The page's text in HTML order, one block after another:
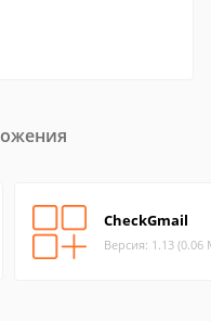
CheckGmail
Версия: 1.13 (0.06